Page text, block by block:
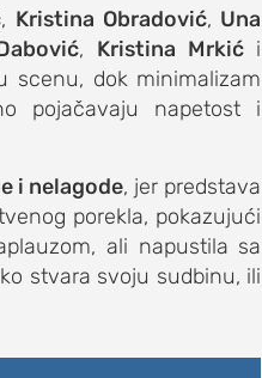
, Kristina Obradović, Una
, Kristina Mrkići
dok minimalizam
pojačavaju napetost i
i nelagode, jer predstava
porekla, pokazujući
ali napustila sa
stvara svoju sudbinu, ili